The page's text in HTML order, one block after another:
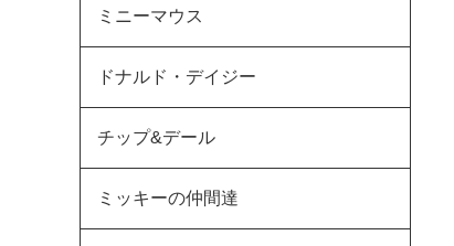
ミニーマウス
ドナルド・デイジー
チップ&デール
ミッキーの仲間達